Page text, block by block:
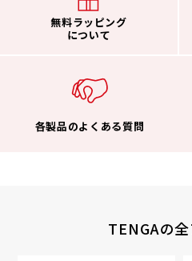
無料ラッピング
について
各製品のよくある質問
TENGAの